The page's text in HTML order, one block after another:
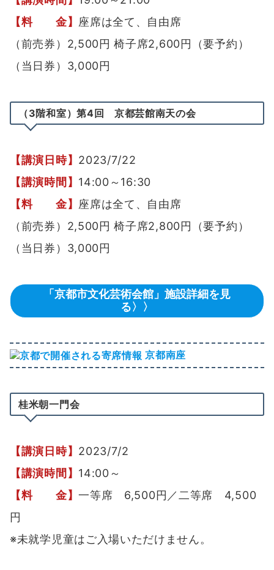
【料 金】 座席は全て、自由席
（前売券）2,500円 椅子席2,600円（要予約）
（当日券）3,000円
（3階和室）第4回 京都芸館南天の会
【講演日時】 2023/7/22
【講演時間】 14:00～16:30
【料 金】 座席は全て、自由席
（前売券）2,500円 椅子席2,800円（要予約）
（当日券）3,000円
「京都市文化芸術会館」施設詳細を見
る〉〉
京都南座
桂米朝一門会
【講演日時】 2023/7/2
【講演時間】 14:00～
【料 金】一等席 6,500円／二等席 4,500
円
※未就学児童はご入場いただけません。